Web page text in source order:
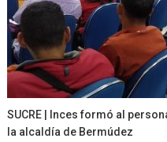
SUCRE | Inces formó al
la alcaldía de Bermúdez